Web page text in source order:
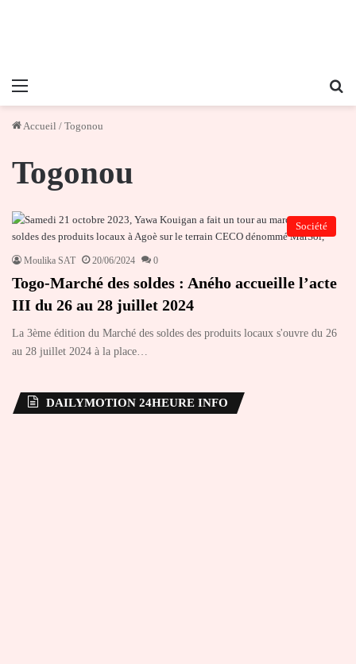
Menu
Accueil / Togonou
Togonou
Société
Moulika SAT 20/06/2024 0
Togo-Marché des soldes : Aného accueille l’acte
III du 26 au 28 juillet 2024
La 3ème édition du Marché des soldes des produits locaux s'ouvre du 26
au 28 juillet 2024 à la place…
DAILYMOTION 24HEURE INFO